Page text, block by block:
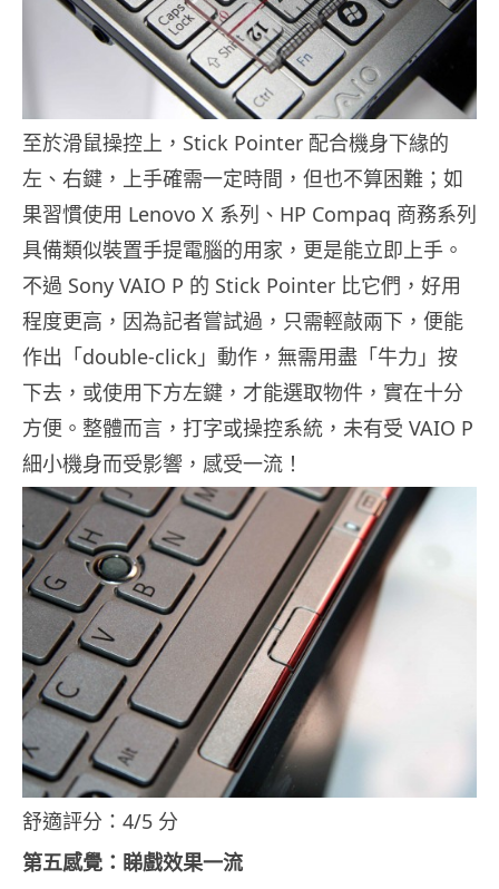
至於滑鼠操控上，Stick Pointer 配合機身下緣的
左、右鍵，上手確需一定時間，但也不算困難；如
果習慣使用 Lenovo X 系列、HP Compaq 商務系列
具備類似裝置手提電腦的用家，更是能立即上手。
不過 Sony VAIO P 的 Stick Pointer 比它們，好用
程度更高，因為記者嘗試過，只需輕敲兩下，便能
作出「double-click」動作，無需用盡「牛力」按
下去，或使用下方左鍵，才能選取物件，實在十分
方便。整體而言，打字或操控系統，未有受 VAIO P
細小機身而受影響，感受一流！
舒適評分：4/5 分
第五感覺：睇戲效果一流